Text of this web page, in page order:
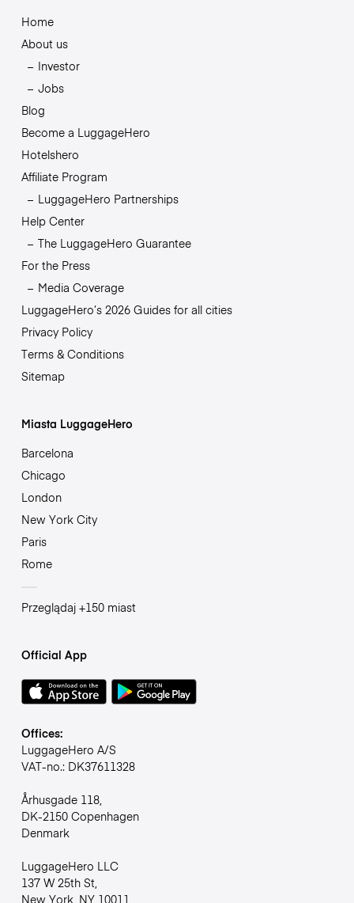
Home
About us
Investor
Jobs
Blog
Become a LuggageHero
Hotelshero
Affiliate Program
LuggageHero Partnerships
Help Center
The LuggageHero Guarantee
For the Press
Media Coverage
LuggageHero’s 2026 Guides for all cities
Privacy Policy
Terms & Conditions
Sitemap
Miasta LuggageHero
Barcelona
Chicago
London
New York City
Paris
Rome
Przeglądaj +150 miast
Official App
Offices:
LuggageHero A/S
VAT-no.: DK37611328
Århusgade 118,
DK-2150 Copenhagen
Denmark
LuggageHero LLC
137 W 25th St,
New York, NY 10011